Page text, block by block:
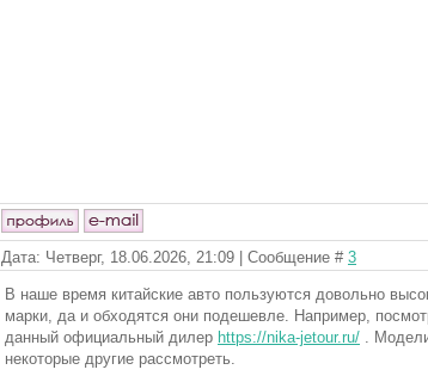
Дата: Четверг, 18.06.2026, 21:09 | Сообщение # 3
В наше время китайские авто пользуются довольно
марки, да и обходятся они подешевле. Например,
данный официальный дилер https://nika-jetour.ru/ .
некоторые другие рассмотреть.